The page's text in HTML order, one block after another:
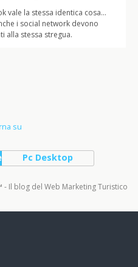
vale la stessa identica cosa…
i social network devono
alla stessa stregua.
su
Pc Desktop
Il blog del Web Marketing Turistico